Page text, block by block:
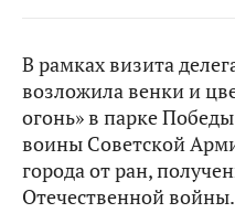
В рамках визита
возложила венки и
огонь» в парке
воины Советской
города от ран,
Отечественной войны.